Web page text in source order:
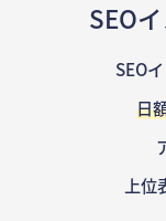
SEO
SEO
日
上位